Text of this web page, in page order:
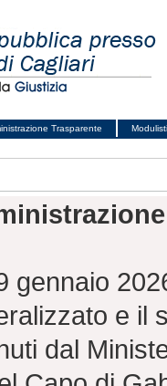
Trasparente
gennaio
e il
dal